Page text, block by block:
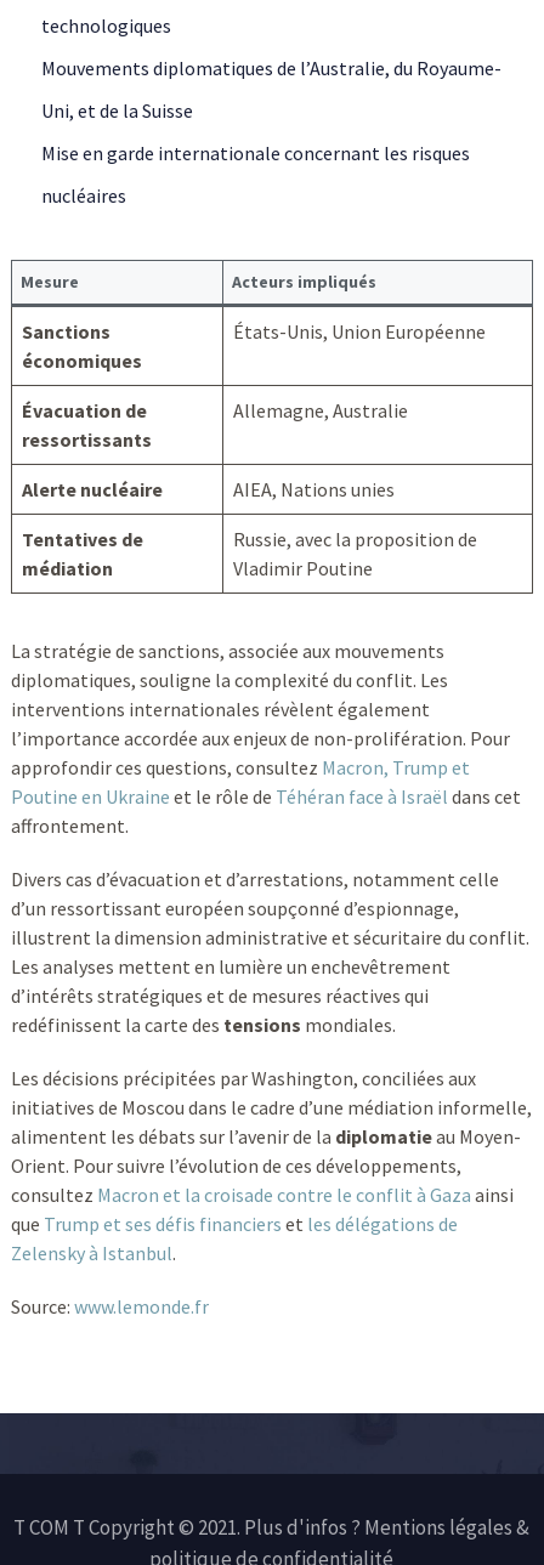
technologiques
Mouvements diplomatiques de l’Australie, du Royaume-
Uni, et de la Suisse
Mise en garde internationale concernant les risques
nucléaires
Mesure Acteurs impliqués
Sanctions
économiques
États-Unis, Union Européenne
Évacuation de
ressortissants
Allemagne, Australie
Alerte nucléaire AIEA, Nations unies
Tentatives de
médiation
Russie, avec la proposition de
Vladimir Poutine
La stratégie de sanctions, associée aux mouvements
diplomatiques, souligne la complexité du conflit. Les
interventions internationales révèlent également
l’importance accordée aux enjeux de non-prolifération. Pour
approfondir ces questions, consultez Macron, Trump et
Poutine en Ukraine et le rôle de Téhéran face à Israël dans cet
affrontement.
Divers cas d’évacuation et d’arrestations, notamment celle
d’un ressortissant européen soupçonné d’espionnage,
illustrent la dimension administrative et sécuritaire du conflit.
Les analyses mettent en lumière un enchevêtrement
d’intérêts stratégiques et de mesures réactives qui
redéfinissent la carte des tensions mondiales.
Les décisions précipitées par Washington, conciliées aux
initiatives de Moscou dans le cadre d’une médiation informelle,
alimentent les débats sur l’avenir de la diplomatieau Moyen-
Orient. Pour suivre l’évolution de ces développements,
consultez Macron et la croisade contre le conflit à Gaza ainsi
que Trump et ses défis financiers et les délégations de
Zelensky à Istanbul.
Source: www.lemonde.fr
T COM T Copyright © 2021. Plus d'infos ? Mentions légales &
politique de confidentialité